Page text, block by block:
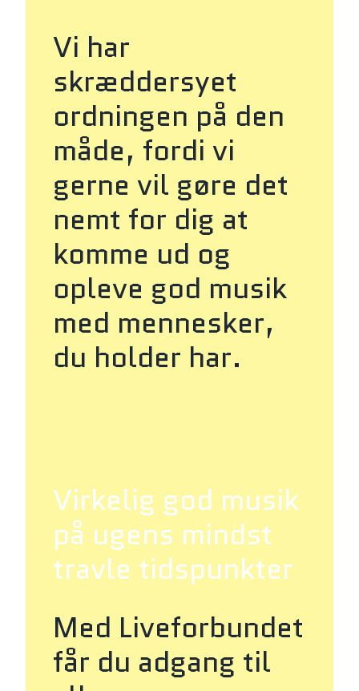
Vi har
skræddersyet
ordningen på den
måde, fordi vi
gerne vil gøre det
nemt for dig at
komme ud og
opleve god musik
med mennesker,
du holder har.
Virkelig god musik
på ugens mindst
travle tidspunkter
Med Liveforbundet
får du adgang til